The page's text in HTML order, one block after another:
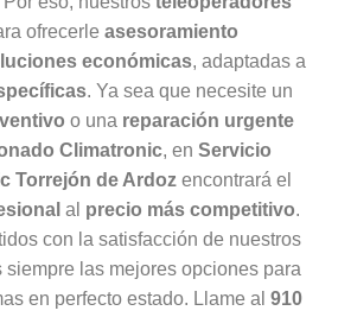
ofrecerle asesoramiento
económicas, adaptadas a
. Ya sea que necesite un
o una reparación urgente
Climatronic, en Servicio
Torrejón de Ardoz encontrará el
al precio más competitivo.
con la satisfacción de nuestros
siempre las mejores opciones para
en perfecto estado. Llame al 910